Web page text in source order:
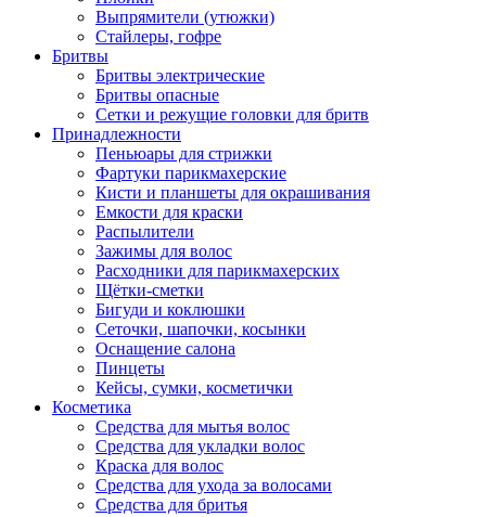
Выпрямители (утюжки)
Стайлеры, гофре
Бритвы
Бритвы электрические
Бритвы опасные
Сетки и режущие головки для бритв
Принадлежности
Пеньюары для стрижки
Фартуки парикмахерские
Кисти и планшеты для окрашивания
Емкости для краски
Распылители
Зажимы для волос
Расходники для парикмахерских
Щётки-сметки
Бигуди и коклюшки
Сеточки, шапочки, косынки
Оснащение салона
Пинцеты
Кейсы, сумки, косметички
Косметика
Средства для мытья волос
Средства для укладки волос
Краска для волос
Средства для ухода за волосами
Средства для бритья